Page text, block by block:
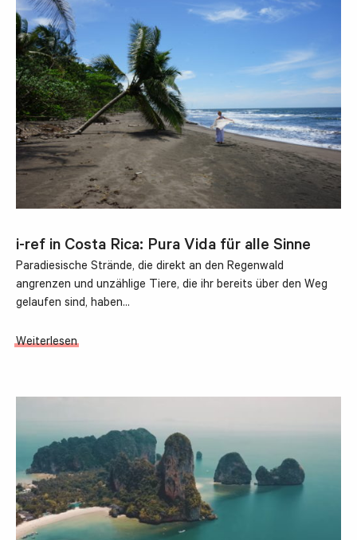
i-ref in Costa Rica: Pura Vida für alle Sinne
Paradiesische Strände, die direkt an den Regenwald
angrenzen und unzählige Tiere, die ihr bereits über den Weg
gelaufen sind, haben…
Weiterlesen